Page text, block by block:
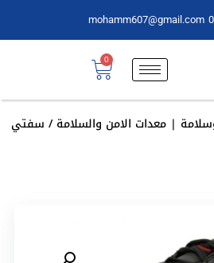
mohamm607@gmail.com
0
| معدات الامن والسلامة/ سفتي